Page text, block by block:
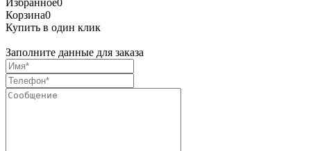
Избранное0
Корзина0
Купить в один клик
Заполните данные для заказа